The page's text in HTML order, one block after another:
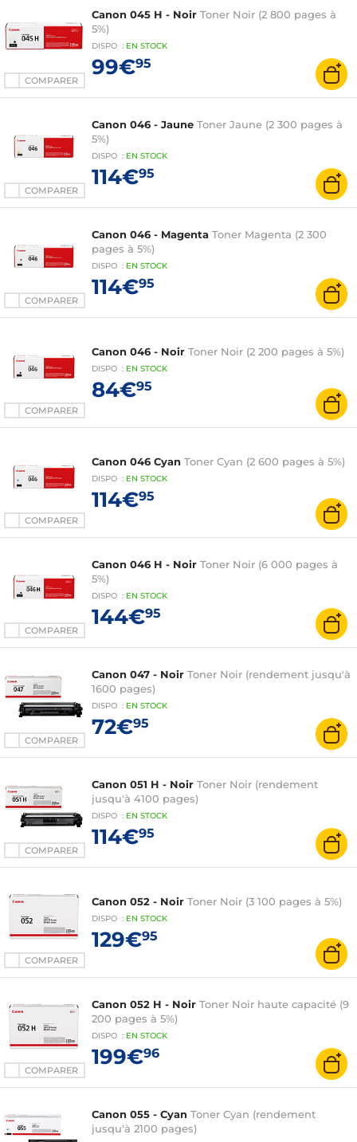
COMPARER
Canon 045 H - Noir Toner Noir (2 800 pages à
5%)
DISPO : EN STOCK
99€95
COMPARER
Canon 046 - Jaune Toner Jaune (2 300 pages à
5%)
DISPO : EN STOCK
114€95
COMPARER
Canon 046 - Magenta Toner Magenta (2 300
pages à 5%)
DISPO : EN STOCK
114€95
COMPARER
Canon 046 - Noir Toner Noir (2 200 pages à 5%)
DISPO : EN STOCK
84€95
COMPARER
Canon 046 Cyan Toner Cyan (2 600 pages à 5%)
DISPO : EN STOCK
114€95
COMPARER
Canon 046 H - Noir Toner Noir (6 000 pages à
5%)
DISPO : EN STOCK
144€95
COMPARER
Canon 047 - Noir Toner Noir (rendement jusqu'à
1600 pages)
DISPO : EN STOCK
72€95
COMPARER
Canon 051 H - Noir Toner Noir (rendement
jusqu'à 4100 pages)
DISPO : EN STOCK
114€95
COMPARER
Canon 052 - Noir Toner Noir (3 100 pages à 5%)
DISPO : EN STOCK
129€95
COMPARER
Canon 052 H - Noir Toner Noir haute capacité (9
200 pages à 5%)
DISPO : EN STOCK
199€96
Canon 055 - Cyan Toner Cyan (rendement
jusqu'à 2100 pages)